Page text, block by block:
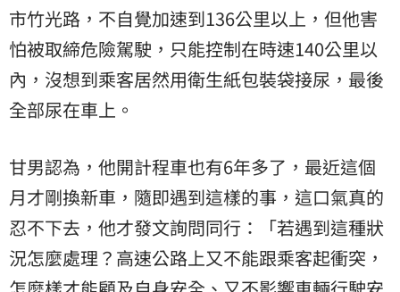
市竹光路，不自覺加速到136公里以上，但他害
怕被取締危險駕駛，只能控制在時速140公里以
內，沒想到乘客居然用衛生紙包裝袋接尿，最後
全部尿在車上。
甘男認為，他開計程車也有6年多了，最近這個
月才剛換新車，隨即遇到這樣的事，這口氣真的
忍不下去，他才發文詢問同行：「若遇到這種狀
況怎麼處理？高速公路上又不能跟乘客起衝突，